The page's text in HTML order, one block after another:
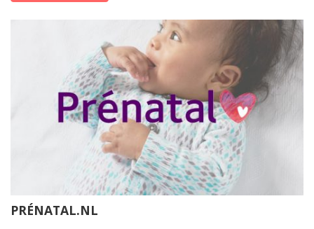
PRÉNATAL.NL